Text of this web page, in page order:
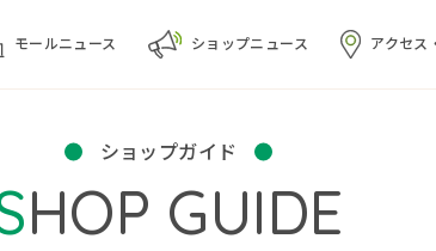
モールニュース ショップニュース アクセス
ショップガイド
SHOP GUIDE